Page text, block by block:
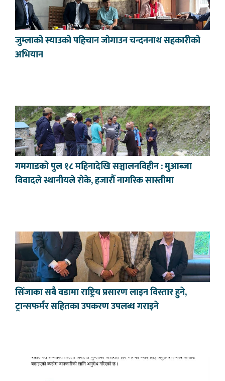
जुम्लाको स्याउको पहिचान जोगाउन चन्दननाथ सहकारीको
अभियान
गमगाडको पुल १८ महिनादेखि सञ्चालनविहीन : मुआब्जा
विवादले स्थानीयले रोके, हजारौँ नागरिक सास्तीमा
सिँजाका सबै वडामा राष्ट्रिय प्रसारण लाइन विस्तार हुने,
ट्रान्सफर्मर सहितका उपकरण उपलब्ध गराइने